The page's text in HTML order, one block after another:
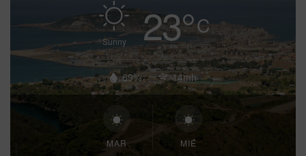
Sunny 23°C
69% 14mh
MAR MIÉ